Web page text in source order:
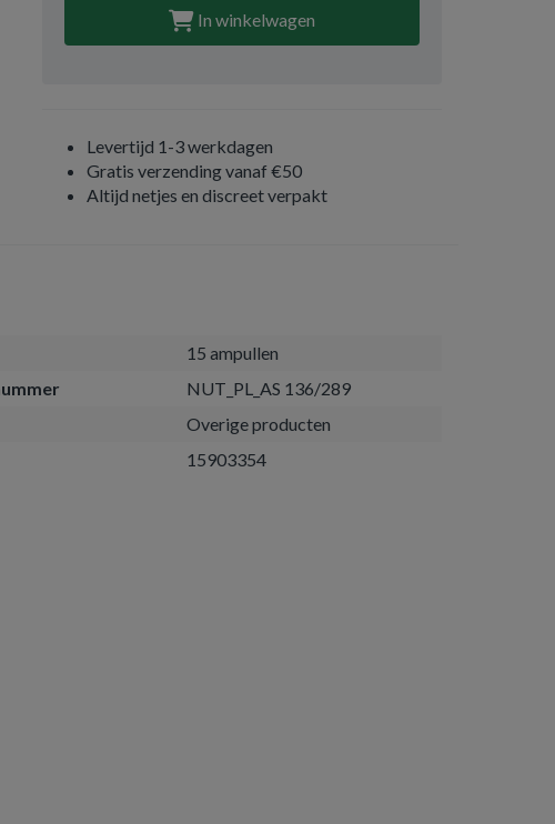
In winkelwagen
Levertijd 1-3 werkdagen
Gratis verzending vanaf €50
Altijd netjes en discreet verpakt
15 ampullen
NUT_PL_AS 136/289
Overige producten
15903354